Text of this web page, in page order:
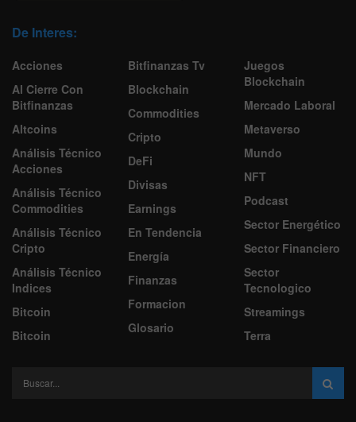
De Interes:
Acciones
Al Cierre Con
Bitfinanzas
Altcoins
Análisis Técnico
Acciones
Análisis Técnico
Commodities
Análisis Técnico
Cripto
Análisis Técnico
Indices
Bitcoin
Bitcoin
Bitfinanzas Tv
Blockchain
Commodities
Cripto
DeFi
Divisas
Earnings
En Tendencia
Energía
Finanzas
Formacion
Glosario
Juegos
Blockchain
Mercado Laboral
Metaverso
Mundo
NFT
Podcast
Sector Energético
Sector Financiero
Sector
Tecnologico
Streamings
Terra